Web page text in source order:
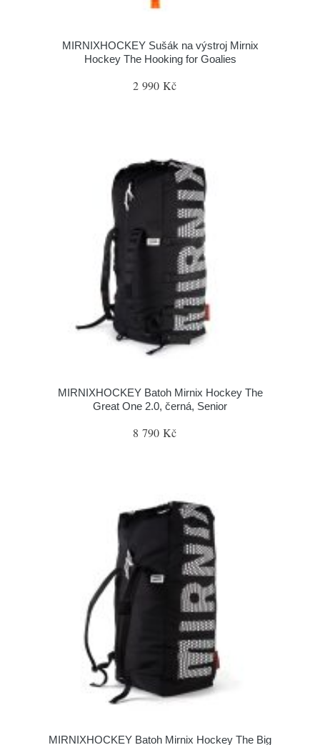
MIRNIXHOCKEY Sušák na výstroj Mirnix
Hockey The Hooking for Goalies
2 990 Kč
MIRNIXHOCKEY Batoh Mirnix Hockey The
Great One 2.0, černá, Senior
8 790 Kč
MIRNIXHOCKEY Batoh Mirnix Hockey The Big